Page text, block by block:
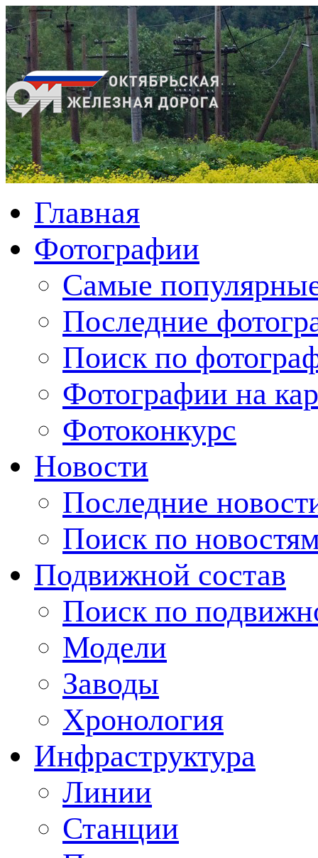
Главная
Фотографии
Cамые
Последние
Поиск по
Фотографии на
Фотоконкурс
Новости
Последние
Поиск по
Подвижной состав
Поиск по
Модели
Заводы
Хронология
Инфраструктура
Линии
Станции